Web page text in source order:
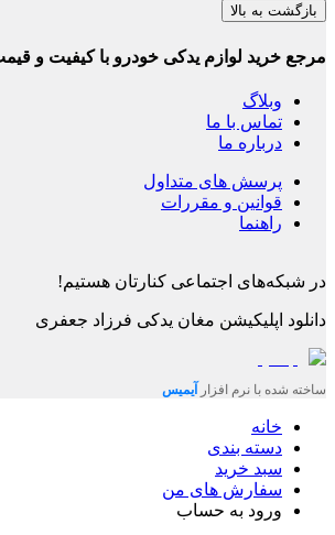
بازگشت به بالا
مرجع خرید لوازم یدکی خودرو با کیفیت و
وبلاگ
تماس با ما
درباره ما
پرسش های متداول
قوانین و مقررات
راهنما
در شبکه‌های اجتماعی کنارتان هستیم!
دانلود اپلیکیشن مغان یدکی فرزاد جعفری
ساخته شده با نرم افزار آیمیس
خانه
دسته بندی
سبد خرید
سفارش های من
ورود به حساب